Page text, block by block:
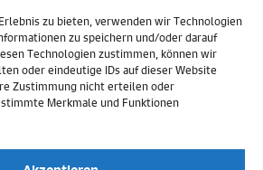
zu bieten, verwenden wir Technologien
zu speichern und/oder darauf
Technologien zustimmen, können wir
oder eindeutige IDs auf dieser Website
Zustimmung nicht erteilen oder
Merkmale und Funktionen
Datenschutz
Widerruf
Zahlungsweisen
& Lieferung